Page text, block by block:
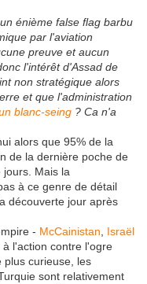
énième false flag barbu
par l'aviation
preuve et aucun
l'intérêt d'Assad de
non stratégique alors
et que l'administration
blanc-seing ? Ca n'a
alors que 95% de la
de la dernière poche de
Mais la
à ce genre de détail
découverte jour après
- McCainistan
Israël
l'action contre l'ogre
plus curieuse, les
sont relativement